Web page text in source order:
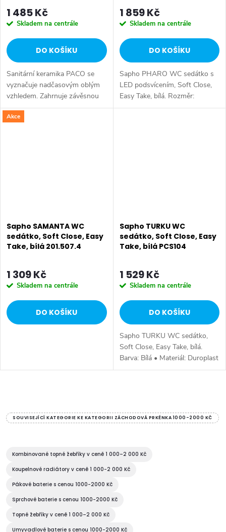
1 485 Kč
Skladem na centrále
DO KOŠÍKU
Sanitární keramika PACO se
vyznačuje nadčasovým oblým
vzhledem. Zahrnuje závěsnou
WC mísu a kombi WC v
provedení Rimless. Série: PACO
1 859 Kč
Skladem na centrále
DO KOŠÍKU
Sapho PHARO WC sedátko s
LED podsvícením, Soft Close,
Easy Take, bílá. Rozměr:
37,6x44,5 cm • Šířka: 376 mm
Akce
Sapho SAMANTA WC
sedátko, Soft Close, Easy
Take, bílá 201.507.4
1 309 Kč
Skladem na centrále
DO KOŠÍKU
Sapho TURKU WC
sedátko, Soft Close, Easy
Take, bílá PCS104
1 529 Kč
Skladem na centrále
DO KOŠÍKU
Sapho TURKU WC sedátko,
Soft Close, Easy Take, bílá.
Barva: Bílá • Materiál: Duroplast
• Tvar: Pro konkrétní WC •
v
á
d
a
c
SOUVISEJÍCÍ KATEGORIE KE KATEGORII ZÁCHODOVÁ PRKÉNKA 1000-2000 KČ
Kombinované topné žebříky v ceně 1 000–2 000 Kč
Koupelnové radiátory v ceně 1 000-2 000 Kč
Pákové baterie s cenou 1000-2000 Kč
Sprchové baterie s cenou 1000-2000 Kč
Topné žebříky v ceně 1 000–2 000 Kč
Umyvadlové baterie s cenou 1000-2000 Kč